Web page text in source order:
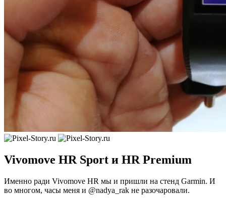
Vivomove HR Sport и HR Premium
Именно ради Vivomove HR мы и пришли на стенд Garmin. И
во многом, часы меня и @nadya_rak не разочаровали.